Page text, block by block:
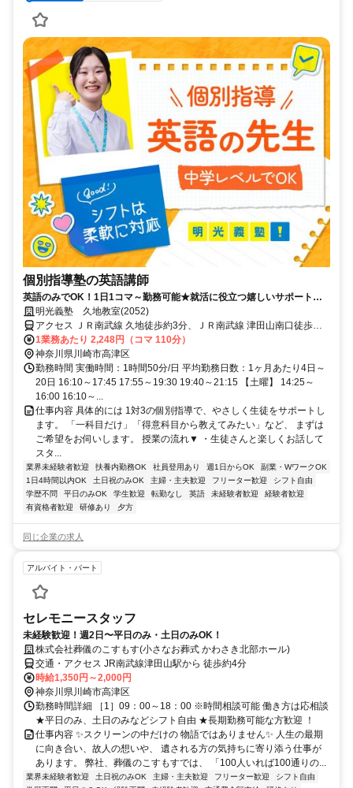
個別指導塾の英語講師
英語のみでOK！1日1コマ～勤務可能★就活に役立つ嬉しいサポートも
◎ミドル・シニアも活躍中
明光義塾 久地教室(2052)
アクセス ＪＲ南武線 久地徒歩約3分、ＪＲ南武線 津田山南口徒歩約
10分、ＪＲ南武線 宿河原徒歩約20分
1業務あたり 2,248円（コマ 110分）
神奈川県川崎市高津区
勤務時間 実働時間：1時間50分/日 平均勤務日数：1ヶ月あたり4日～
20日 16:10～17:45 17:55～19:30 19:40～21:15 【土曜】 14:25～
16:00 16:10～...
仕事内容 具体的には 1対3の個別指導で、やさしく生徒をサポートし
ます。 「一科目だけ」「得意科目から教えてみたい」など、 まずは
ご希望をお伺いします。 授業の流れ▼ ・生徒さんと楽しくお話して
スタ...
業界未経験者歓迎 扶養内勤務OK 社員登用あり 週1日からOK
副業・WワークOK
1日4時間以内OK
土日祝のみOK 主婦・主夫歓迎 フリーター歓迎
シフト自由
学歴不問
平日のみOK 学生歓迎 転勤なし 英語 未経験者歓迎
経験者歓迎
有資格者歓迎
研修あり 夕方
同じ企業の求人
アルバイト・パート
セレモニースタッフ
未経験歓迎！週2日〜平日のみ・土日のみOK！
株式会社葬儀のこすもす(小さなお葬式 かわさき北部ホール)
交通・アクセス JR南武線津田山駅から 徒歩約4分
時給1,350円～2,000円
神奈川県川崎市高津区
勤務時間詳細 ［1］09：00～18：00 ※時間相談可能 働き方は応相談
★平日のみ、土日のみなどシフト自由 ★長期勤務可能な方歓迎 ！
仕事内容 ✨スクリーンの中だけの 物語ではありません✨ 人生の最期
に向き合い、故人の想いや、 遺される方の気持ちに寄り添う仕事が
あります。 弊社、葬儀のこすもすでは、 「100人いれば100通りの...
業界未経験者歓迎 土日祝のみOK 主婦・主夫歓迎 フリーター歓迎
シフト自由